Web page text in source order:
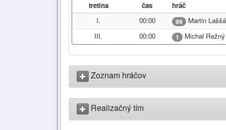
tretina čas
hráč
I.
00:00 99
Martin
III.
00:00 1 Michal
Zoznam hráčov
Realizačný tím